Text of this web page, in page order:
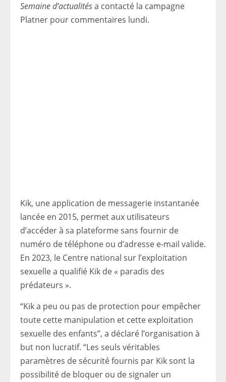
Semaine d’actualitésa contacté la campagne
Platner pour commentaires lundi.
Kik, une application de messagerie instantanée
lancée en 2015, permet aux utilisateurs
d’accéder à sa plateforme sans fournir de
numéro de téléphone ou d’adresse e-mail valide.
En 2023, le Centre national sur l’exploitation
sexuelle a qualifié Kik de « paradis des
prédateurs ».
“Kik a peu ou pas de protection pour empêcher
toute cette manipulation et cette exploitation
sexuelle des enfants”, a déclaré l’organisation à
but non lucratif. “Les seuls véritables
paramètres de sécurité fournis par Kik sont la
possibilité de bloquer ou de signaler un